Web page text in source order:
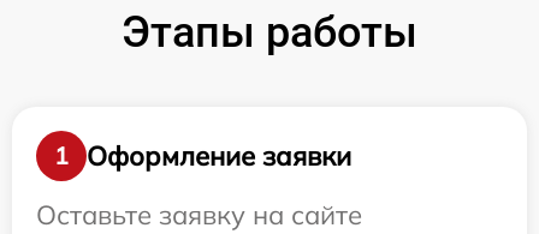
Этапы работы
1
Оформление заявки
Оставьте заявку на сайте